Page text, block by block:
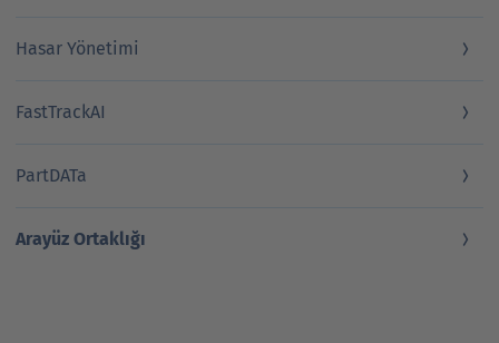
Hasar Yönetimi
FastTrackAI
PartDATa
Arayüz Ortaklığı